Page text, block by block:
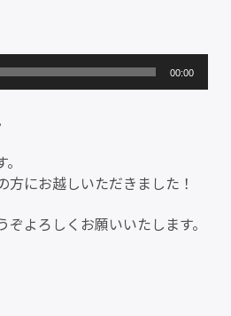
00:00
にお越しいただきました！
よろしくお願いいたします。